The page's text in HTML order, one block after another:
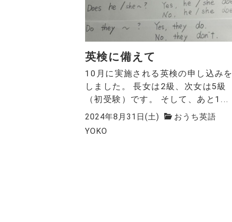
英検に備えて
10月に実施される英検の申し込みを
しました。 長女は2級、次女は5級
（初受験）です。 そして、あと1...
2024年8月31日(土)
おうち英語
YOKO